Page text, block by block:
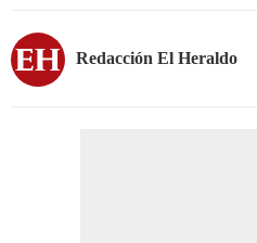
Redacción El Heraldo